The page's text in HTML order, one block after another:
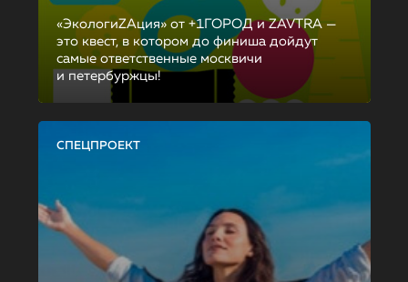
«ЭкологиZAция» от +1ГОРОД и ZAVTRA —
это квест, в котором до финиша дойдут
самые ответственные москвичи
и петербуржцы!
СПЕЦПРОЕКТ